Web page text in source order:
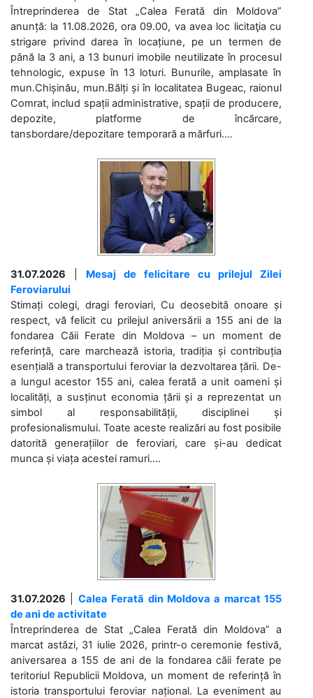
Întreprinderea de Stat „Calea Ferată din Moldova”
anunță: la 11.08.2026, ora 09.00, va avea loc licitaţia cu
strigare privind darea în locațiune, pe un termen de
până la 3 ani, a 13 bunuri imobile neutilizate în procesul
tehnologic, expuse în 13 loturi. Bunurile, amplasate în
mun.Chișinău, mun.Bălți și în localitatea Bugeac, raionul
Comrat, includ spații administrative, spații de producere,
depozite, platforme de încărcare,
tansbordare/depozitare temporară a mărfuri....
31.07.2026
Mesaj de felicitare cu prilejul Zilei
Feroviarului
Stimați colegi, dragi feroviari, Cu deosebită onoare și
respect, vă felicit cu prilejul aniversării a 155 ani de la
fondarea Căii Ferate din Moldova – un moment de
referință, care marchează istoria, tradiția și contribuția
esențială a transportului feroviar la dezvoltarea țării. De-
a lungul acestor 155 ani, calea ferată a unit oameni și
localități, a susținut economia țării și a reprezentat un
simbol al responsabilității, disciplinei și
profesionalismului. Toate aceste realizări au fost posibile
datorită generațiilor de feroviari, care și-au dedicat
munca și viața acestei ramuri....
31.07.2026
Calea Ferată din Moldova a marcat 155
de ani de activitate
Întreprinderea de Stat „Calea Ferată din Moldova” a
marcat astăzi, 31 iulie 2026, printr-o ceremonie festivă,
aniversarea a 155 de ani de la fondarea căii ferate pe
teritoriul Republicii Moldova, un moment de referință în
istoria transportului feroviar național. La eveniment au